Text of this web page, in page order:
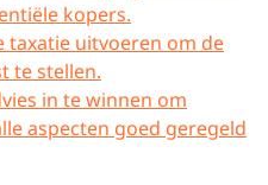
kopers.
taxatie uitvoeren om de
te stellen.
in te winnen om
aspecten goed geregeld